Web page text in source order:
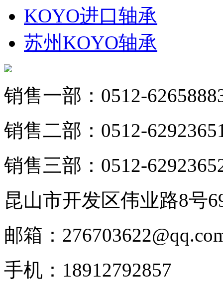
KOYO进口轴承
苏州KOYO轴承
销售一部：0512-
销售二部：0512-
销售三部：0512-
昆山市开发区伟业路8号
邮箱：
手机：18912792857